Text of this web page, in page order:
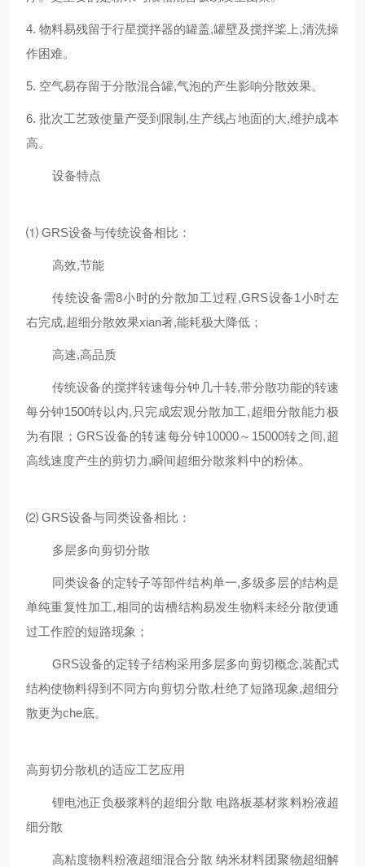
4. 物料易残留于行星搅拌器的罐盖,罐壁及搅拌桨上,清洗操
作困难。
5. 空气易存留于分散混合罐,气泡的产生影响分散效果。
6. 批次工艺致使量产受到限制,生产线占地面的大,维护成本
高。
设备特点
⑴ GRS设备与传统设备相比：
高效,节能
传统设备需8小时的分散加工过程,GRS设备1小时左
右完成,超细分散效果xian著,能耗极大降低；
高速,高品质
传统设备的搅拌转速每分钟几十转,带分散功能的转速
每分钟1500转以内,只完成宏观分散加工,超细分散能力极
为有限；GRS设备的转速每分钟10000～15000转之间,超
高线速度产生的剪切力,瞬间超细分散浆料中的粉体。
⑵ GRS设备与同类设备相比：
多层多向剪切分散
同类设备的定转子等部件结构单一,多级多层的结构是
单纯重复性加工,相同的齿槽结构易发生物料未经分散便通
过工作腔的短路现象；
GRS设备的定转子结构采用多层多向剪切概念,装配式
结构使物料得到不同方向剪切分散,杜绝了短路现象,超细分
散更为che底。
高剪切分散机的适应工艺应用
锂电池正负极浆料的超细分散 电路板基材浆料粉液超
细分散
高粘度物料粉液超细混合分散 纳米材料团聚物超细解